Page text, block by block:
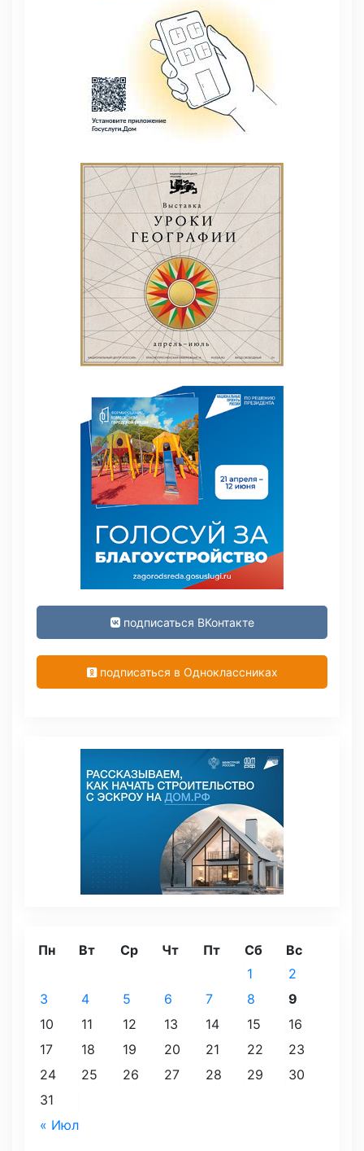
подписаться ВКонтакте
подписаться в Одноклассниках
Пн Вт Ср Чт Пт Сб Вс
« Июл
1
2
3
4 5 6 7 8
9
10
11 12 13 14 15
16
17
18 19 20 21 22
23
24
25 26 27 28 29
30
31